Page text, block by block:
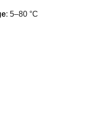
: 5–80 °C